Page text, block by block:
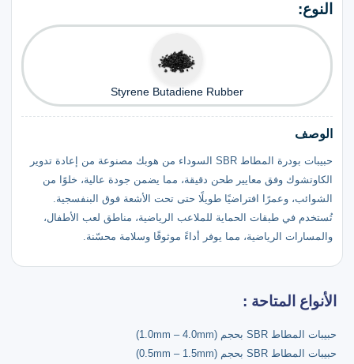
النوع:
Styrene Butadiene Rubber
الوصف
حبيبات بودرة المطاط SBR السوداء من هوبك مصنوعة من إعادة تدوير
الكاوتشوك وفق معايير طحن دقيقة، مما يضمن جودة عالية، خلوًا من
الشوائب، وعمرًا افتراضيًا طويلًا حتى تحت الأشعة فوق البنفسجية.
تُستخدم في طبقات الحماية للملاعب الرياضية، مناطق لعب الأطفال،
والمسارات الرياضية، مما يوفر أداءً موثوقًا وسلامة محسّنة.
الأنواع المتاحة :
حبيبات المطاط SBR بحجم (1.0mm – 4.0mm)
حبيبات المطاط SBR بحجم (0.5mm – 1.5mm)